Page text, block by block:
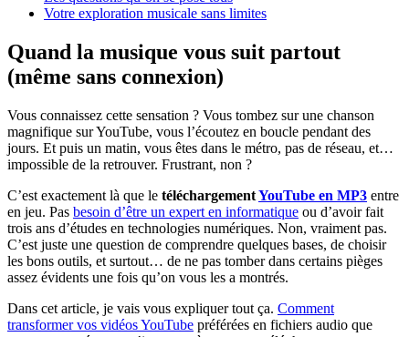
Votre exploration musicale sans limites
Quand la musique vous suit partout
(même sans connexion)
Vous connaissez cette sensation ? Vous tombez sur une chanson
magnifique sur YouTube, vous l’écoutez en boucle pendant des
jours. Et puis un matin, vous êtes dans le métro, pas de réseau, et…
impossible de la retrouver. Frustrant, non ?
C’est exactement là que le téléchargementYouTube en MP3 entre
en jeu. Pas besoin d’être un expert en informatique ou d’avoir fait
trois ans d’études en technologies numériques. Non, vraiment pas.
C’est juste une question de comprendre quelques bases, de choisir
les bons outils, et surtout… de ne pas tomber dans certains pièges
assez évidents une fois qu’on vous les a montrés.
Dans cet article, je vais vous expliquer tout ça. Comment
transformer vos vidéos YouTube préférées en fichiers audio que